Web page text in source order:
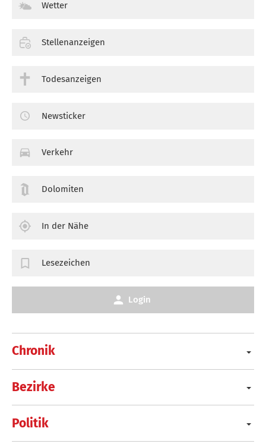
Chronik
Bezirke
Politik
Wetter
Stellenanzeigen
Todesanzeigen
Newsticker
Verkehr
Dolomiten
In der Nähe
Lesezeichen
Login